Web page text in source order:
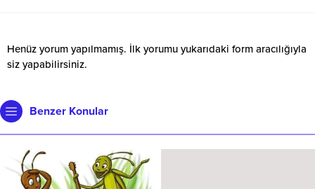
Henüz yorum yapılmamış. İlk yorumu yukarıdaki form aracılığıyla
siz yapabilirsiniz.
Benzer Konular